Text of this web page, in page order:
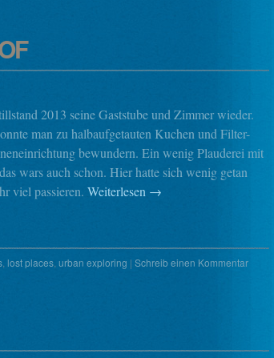
2013 seine Gaststube und Zimmer wieder.
man zu halbaufgetauten Kuchen und Filter-
bewundern. Ein wenig Plauderei mit
wars auch schon. Hier hatte sich wenig getan
viel passieren. Weiterlesen →
lost places urban exploring | Schreib einen Kommentar